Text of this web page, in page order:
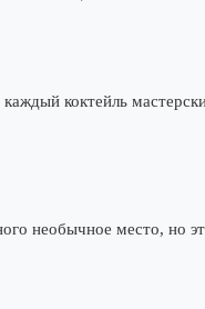
коктейль
необычное место, но